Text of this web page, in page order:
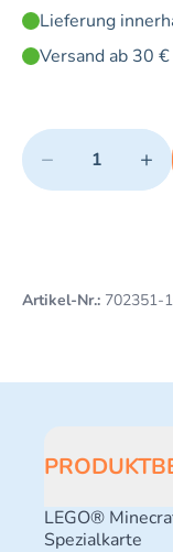
Lieferung
Versand ab 30
Quantity
− +
Minimum quantity:
Add 1 item to cart
Artikel-Nr.: 702351-
LEGO®
Spezialkarte